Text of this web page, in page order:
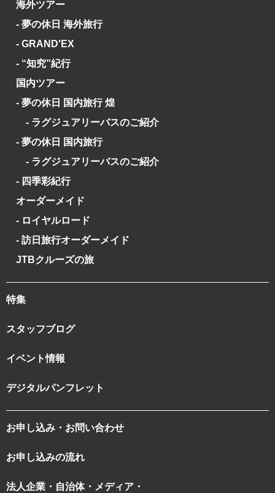
海外ツアー
- 夢の休日 海外旅行
- GRAND'EX
- “知究”紀行
国内ツアー
- 夢の休日 国内旅行 煌
- ラグジュアリーバスのご紹介
- 夢の休日 国内旅行
- ラグジュアリーバスのご紹介
- 四季彩紀行
オーダーメイド
- ロイヤルロード
- 訪日旅行オーダーメイド
JTBクルーズの旅
特集
スタッフブログ
イベント情報
デジタルパンフレット
お申し込み・お問い合わせ
お申し込みの流れ
法人企業・自治体・メディア・